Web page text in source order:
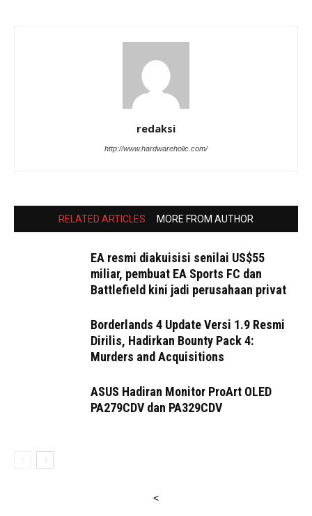
redaksi
http://www.hardwareholic.com/
RELATED ARTICLES MORE FROM AUTHOR
EA resmi diakuisisi senilai US$55
miliar, pembuat EA Sports FC dan
Battlefield kini jadi perusahaan privat
Borderlands 4 Update Versi 1.9 Resmi
Dirilis, Hadirkan Bounty Pack 4:
Murders and Acquisitions
ASUS Hadiran Monitor ProArt OLED
PA279CDV dan PA329CDV
<